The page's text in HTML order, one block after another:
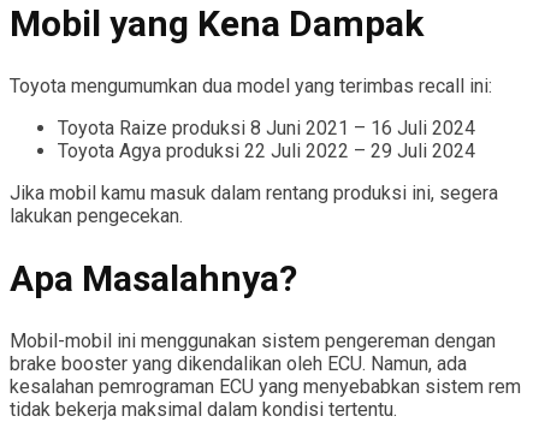
Mobil yang Kena Dampak
Toyota mengumumkan dua model yang terimbas recall ini:
Toyota Raize produksi 8 Juni 2021 – 16 Juli 2024
Toyota Agya produksi 22 Juli 2022 – 29 Juli 2024
Jika mobil kamu masuk dalam rentang produksi ini, segera
lakukan pengecekan.
Apa Masalahnya?
Mobil-mobil ini menggunakan sistem pengereman dengan
brake booster yang dikendalikan oleh ECU. Namun, ada
kesalahan pemrograman ECU yang menyebabkan sistem rem
tidak bekerja maksimal dalam kondisi tertentu.